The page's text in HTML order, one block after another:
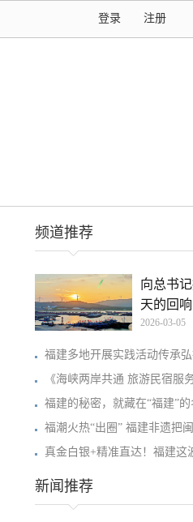
注册
登录
频道推荐
向总书
天的回响
2026-03-05
福建多地开展实践活动传承
《海峡两岸共通 旅游民宿服
福建的秘密，就藏在“福建”的
福潮火热“出圈” 福建非遗把
真金白银+精准直达！福建这
新闻推荐